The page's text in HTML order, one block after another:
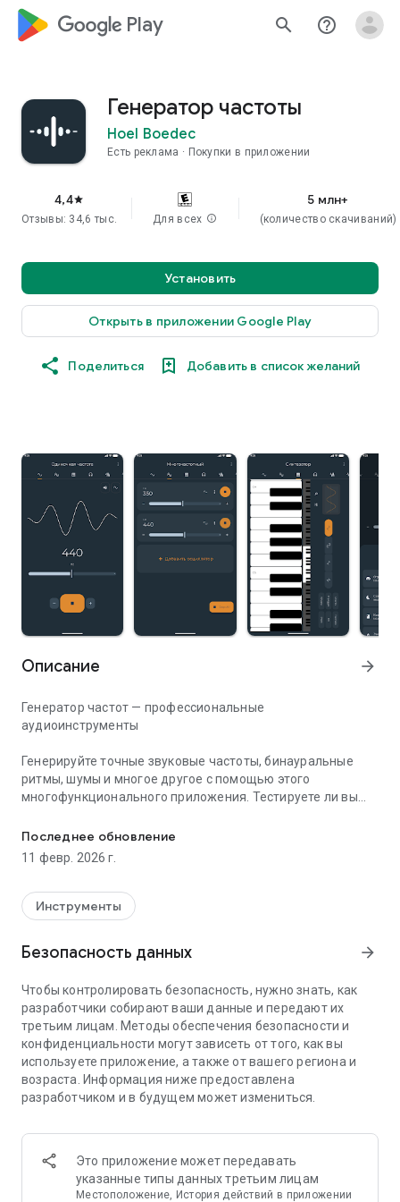
google_logo Play search help_outline
Генератор частоты
Hoel Boedec
Есть реклама Покупки в приложении
4,4star
Отзывы: 34,6 тыс. Для всех info
5 млн+
(количество скачиваний)
Установить
Открыть в приложении Google Play
Поделиться Добавить в список желаний
Описание arrow_forward
Генератор частот — профессиональные
аудиоинструменты
Генерируйте точные звуковые частоты, бинауральные
ритмы, шумы и многое другое с помощью этого
многофункционального приложения. Тестируете ли вы
звукотерапией, создаете звуковые эффекты или чистите
динамики телефона — генератор частот поможет вам.
Один осциллятор
(ультразвук) с точным управлением частотой. Выбирайте
прямоугольной, треугольной и пилообразной. Идеально
подходит для аудиотестирования, калибровки
акустических систем, снятия тиннитуса и научных
экспериментов.
Мультиосцилляторы
Комбинируйте несколько осцилляторов для создания
Накладывайте различные частоты и формы волн для
экспериментов с акустическими явлениями.
Синтезатор
Последнее обновление
11 февр. 2026 г.
Инструменты
Безопасность данных arrow_forward
Чтобы контролировать безопасность, нужно знать, как
разработчики собирают ваши данные и передают их
третьим лицам. Методы обеспечения безопасности и
конфиденциальности могут зависеть от того, как вы
используете приложение, а также от вашего региона и
возраста. Информация ниже предоставлена
разработчиком и в будущем может измениться.
Это приложение может передавать
указанные типы данных третьим лицам
Местоположение, История действий в приложении